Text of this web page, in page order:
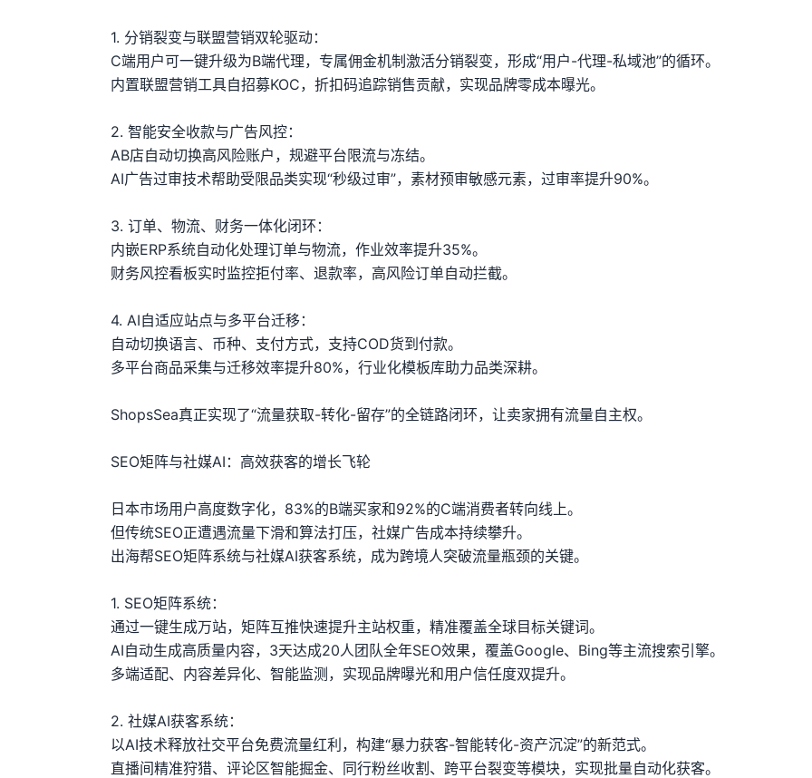
1. 分销裂变与联盟营销双轮驱动：
C端用户可一键升级为B端代理，专属佣金机制激活分销裂变，形成“用户-代理-私域池”的循环。
内置联盟营销工具自招募KOC，折扣码追踪销售贡献，实现品牌零成本曝光。
2. 智能安全收款与广告风控：
AB店自动切换高风险账户，规避平台限流与冻结。
AI广告过审技术帮助受限品类实现“秒级过审”，素材预审敏感元素，过审率提升90%。
3. 订单、物流、财务一体化闭环：
内嵌ERP系统自动化处理订单与物流，作业效率提升35%。
财务风控看板实时监控拒付率、退款率，高风险订单自动拦截。
4. AI自适应站点与多平台迁移：
自动切换语言、币种、支付方式，支持COD货到付款。
多平台商品采集与迁移效率提升80%，行业化模板库助力品类深耕。
ShopsSea真正实现了“流量获取-转化-留存”的全链路闭环，让卖家拥有流量自主权。
SEO矩阵与社媒AI：高效获客的增长飞轮
日本市场用户高度数字化，83%的B端买家和92%的C端消费者转向线上。
但传统SEO正遭遇流量下滑和算法打压，社媒广告成本持续攀升。
出海帮SEO矩阵系统与社媒AI获客系统，成为跨境人突破流量瓶颈的关键。
1. SEO矩阵系统：
通过一键生成万站，矩阵互推快速提升主站权重，精准覆盖全球目标关键词。
AI自动生成高质量内容，3天达成20人团队全年SEO效果，覆盖Google、Bing等主流搜索引擎。
多端适配、内容差异化、智能监测，实现品牌曝光和用户信任度双提升。
2. 社媒AI获客系统：
以AI技术释放社交平台免费流量红利，构建“暴力获客-智能转化-资产沉淀”的新范式。
直播间精准狩猎、评论区智能掘金、同行粉丝收割、跨平台裂变等模块，实现批量自动化获客。